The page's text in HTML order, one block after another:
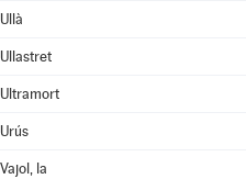
Ullà
Ullastret
Ultramort
Urús
Vajol, la